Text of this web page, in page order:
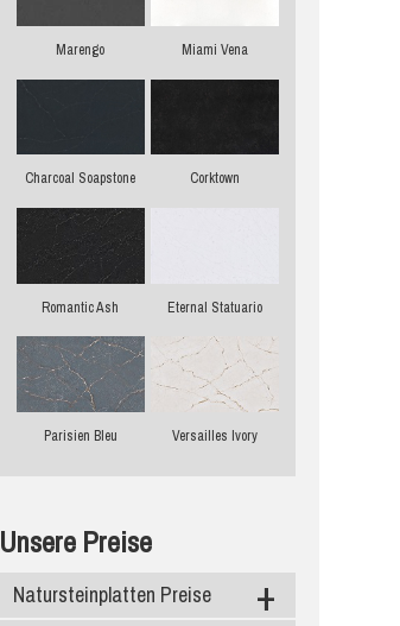
Marengo Miami Vena
Charcoal Soapstone Corktown
Romantic Ash Eternal Statuario
Parisien Bleu Versailles Ivory
Unsere Preise
Natursteinplatten Preise